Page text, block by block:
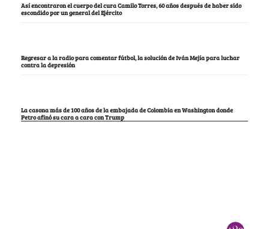
Así encontraron el cuerpo del cura Camilo Torres, 60 años después de haber sido
escondido por un general del Ejército
Regresar a la radio para comentar fútbol, la solución de Iván Mejía para luchar
contra la depresión
La casona más de 100 años de la embajada de Colombia en Washington donde
Petro afinó su cara a cara con Trump